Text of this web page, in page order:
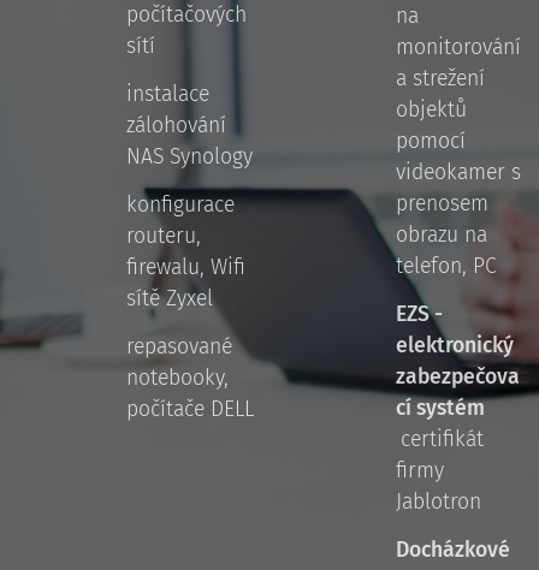
počítačových
sítí
instalace
zálohování
NAS Synology
konfigurace
routeru,
firewalu, Wifi
sítě Zyxel
repasované
notebooky,
počítače DELL
na
monitorování
a strežení
objektů
pomocí
videokamer s
prenosem
obrazu na
telefon, PC
EZS -
elektronický
zabezpečova
cí systém
certifikát
firmy
Jablotron
Docházkové